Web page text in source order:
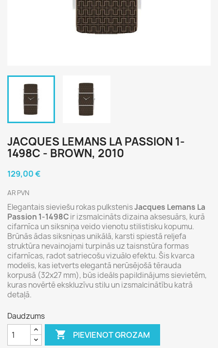
JACQUES LEMANS LA PASSION 1-
1498C - BROWN, 2010
129,00 €
AR PVN
Elegantais sieviešu rokas pulkstenisJacques Lemans La
Passion 1-1498Cir izsmalcināts dizaina aksesuārs, kurā
cifarnīca un siksniņa veido vienotu stilistisku kopumu.
Brūnās ādas siksniņas unikālā, karsti spiestā reljefa
struktūra nevainojami turpinās uz taisnstūra formas
cifarnīcas, radot satriecošu vizuālo efektu. Šis kvarca
modelis, kas ietverts elegantā nerūsējošā tērauda
korpusā (32x27 mm), būs ideāls papildinājums sievietēm,
kuras novērtē ekskluzīvu stilu un izsmalcinātību katrā
detaļā.
Daudzums
 PIEVIENOT GROZAM